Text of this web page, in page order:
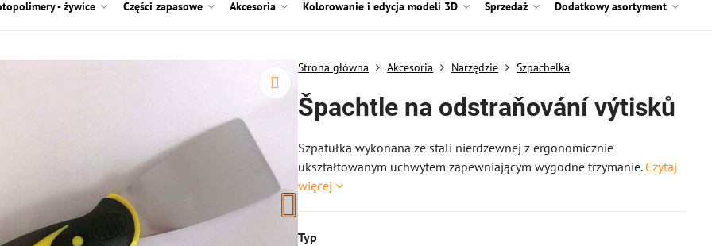
- żywice Części zapasowe Akcesoria Kolorowanie i edycja modeli 3D Sprzedaż Dodatkowy asortyment
Strona główna Akcesoria Narzędzie Szpachelka
Špachtle na odstraňování výtisků
Szpatułka wykonana ze stali nierdzewnej z ergonomicznie
ukształtowanym uchwytem zapewniającym wygodne trzymanie. Czytaj
więcej
Typ